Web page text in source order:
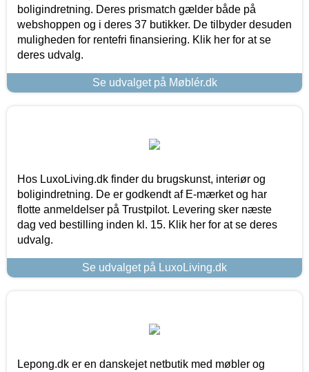
boligindretning. Deres prismatch gælder både på
webshoppen og i deres 37 butikker. De tilbyder desuden
muligheden for rentefri finansiering. Klik her for at se
deres udvalg.
Se udvalget på Møblér.dk
Hos LuxoLiving.dk finder du brugskunst, interiør og
boligindretning. De er godkendt af E-mærket og har
flotte anmeldelser på Trustpilot. Levering sker næste
dag ved bestilling inden kl. 15. Klik her for at se deres
udvalg.
Se udvalget på LuxoLiving.dk
Lepong.dk er en danskejet netbutik med møbler og